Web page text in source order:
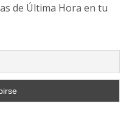
de Última Hora en tu